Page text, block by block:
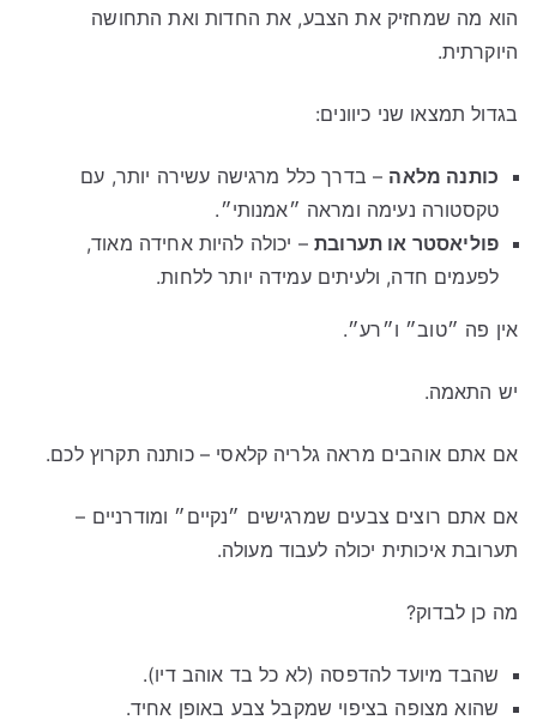
הוא מה שמחזיק את הצבע, את החדות ואת התחושה
היוקרתית.
בגדול תמצאו שני כיוונים:
כותנה מלאה – בדרך כלל מרגישה עשירה יותר, עם
טקסטורה נעימה ומראה ״אמנותי״.
פוליאסטר או תערובת– יכולה להיות אחידה מאוד,
לפעמים חדה, ולעיתים עמידה יותר ללחות.
אין פה ״טוב״ ו״רע״.
יש התאמה.
אם אתם אוהבים מראה גלריה קלאסי – כותנה תקרוץ לכם.
אם אתם רוצים צבעים שמרגישים ״נקיים״ ומודרניים –
תערובת איכותית יכולה לעבוד מעולה.
מה כן לבדוק?
שהבד מיועד להדפסה (לא כל בד אוהב דיו).
שהוא מצופה בציפוי שמקבל צבע באופן אחיד.